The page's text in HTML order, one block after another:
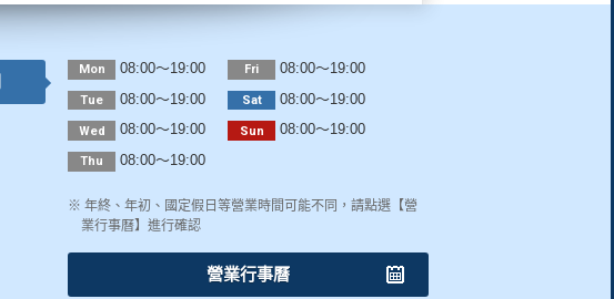
Mon 08:00～19:00
Tue 08:00～19:00
Wed 08:00～19:00
Thu 08:00～19:00
Fri 08:00～19:00
Sat 08:00～19:00
Sun 08:00～19:00
※ 年終、年初、國定假日等營業時間可能不同，請點選【營
業行事曆】進行確認
營業行事曆